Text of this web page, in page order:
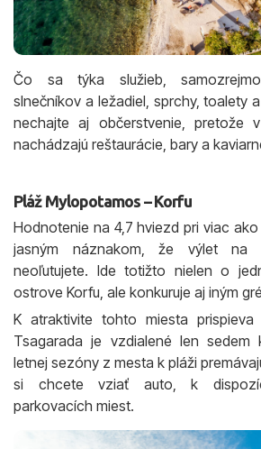
Čo sa týka služieb,
slnečníkov a ležadiel, sprchy, toalety
nechajte aj občerstvenie, pretože
nachádzajú reštaurácie, bary a
Pláž Mylopotamos – Korfu
Hodnotenie na 4,7 hviezd pri viac
jasným náznakom, že výlet na
neoľutujete. Ide totižto nielen o
ostrove Korfu, ale konkuruje aj iným
K atraktivite tohto miesta
Tsagarada je vzdialené len sedem
letnej sezóny z mesta k pláži
si chcete vziať auto, k
parkovacích miest.